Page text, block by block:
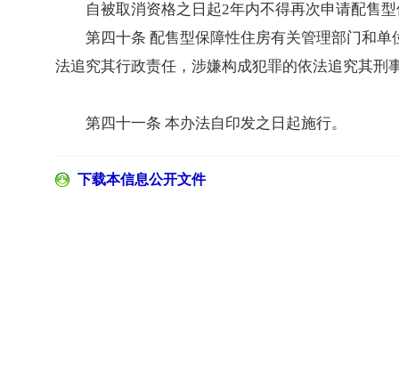
自被取消资格之日起2年内不得再次申请配售
第四十条 配售型保障性住房有关管理部门和
法追究其行政责任，涉嫌构成犯罪的依法追究其刑
第四十一条 本办法自印发之日起施行。
下载本信息公开文件